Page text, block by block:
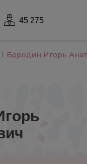
45 275
Бородин Игорь